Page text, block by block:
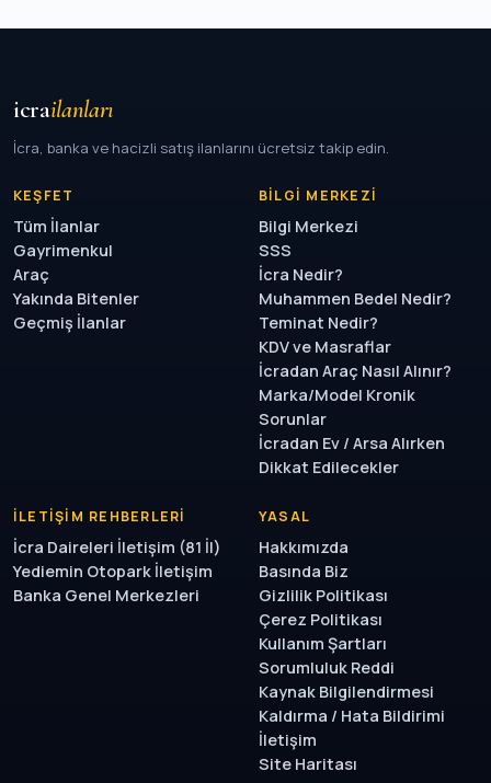
icrailanları
İcra, banka ve hacizli satış ilanlarını ücretsiz takip edin.
KEŞFET
Tüm İlanlar
Gayrimenkul
Araç
Yakında Bitenler
Geçmiş İlanlar
BILGI MERKEZI
Bilgi Merkezi
SSS
İcra Nedir?
Muhammen Bedel Nedir?
Teminat Nedir?
KDV ve Masraflar
İcradan Araç Nasıl Alınır?
Marka/Model Kronik
Sorunlar
İcradan Ev / Arsa Alırken
Dikkat Edilecekler
İLETIŞIM REHBERLERI
İcra Daireleri İletişim (81 İl)
Yediemin Otopark İletişim
Banka Genel Merkezleri
YASAL
Hakkımızda
Basında Biz
Gizlilik Politikası
Çerez Politikası
Kullanım Şartları
Sorumluluk Reddi
Kaynak Bilgilendirmesi
Kaldırma / Hata Bildirimi
İletişim
Site Haritası